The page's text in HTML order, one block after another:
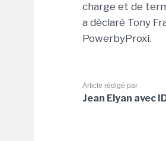
charge et de
a déclaré Tony
PowerbyProxi.
Article rédigé par
Jean Elyan avec